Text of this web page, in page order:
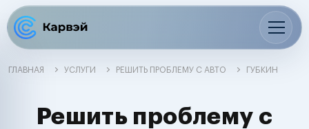
ГЛАВНАЯ УСЛУГИ РЕШИТЬ ПРОБЛЕМУ С АВТО ГУБКИН
Решить проблему с